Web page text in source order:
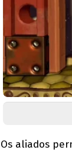
Os aliados